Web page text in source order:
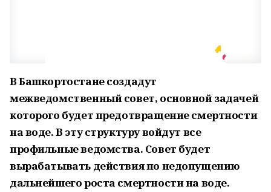
В Башкортостане создадут
межведомственный совет, основной задачей
которого будет предотвращение смертности
на воде. В эту структуру войдут все
профильные ведомства. Совет будет
вырабатывать действия по недопущению
дальнейшего роста смертности на воде.